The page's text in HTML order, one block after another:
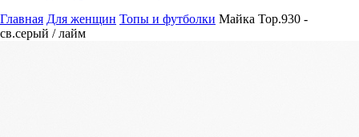
Главная Для женщин Топы и футболки Майка Top.930 -
св.серый / лайм